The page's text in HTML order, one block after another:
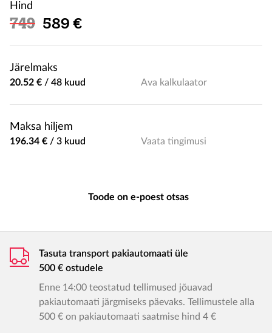
Hind
749 Soodushind
589 €
Järelmaks
20.52 € / 48 kuud Ava kalkulaator
Maksa hiljem
196.34 € / 3 kuud Vaata tingimusi
Toode on e-poest otsas
Tasuta transport pakiautomaati üle
500 € ostudele
Enne 14:00 teostatud tellimused jõuavad
pakiautomaati järgmiseks päevaks. Tellimustele alla
500 € on pakiautomaati saatmise hind 4 €